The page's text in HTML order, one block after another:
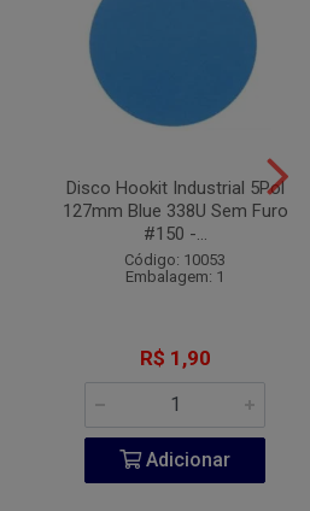
Disco Hookit Industrial 5Pol
127mm Blue 338U Sem Furo
#150 -...
Código: 10053
Embalagem: 1
R$ 1,90
Adicionar